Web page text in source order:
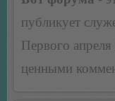
публикует
Первого
ценными